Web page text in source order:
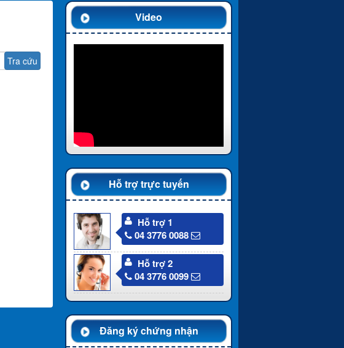
Video
Hỗ trợ trực tuyến
Hỗ trợ 1
04 3776 0088
Hỗ trợ 2
04 3776 0099
Đăng ký chứng nhận